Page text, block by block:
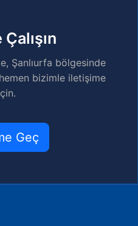
Şanlıurfa bölgesinde
bizimle iletişime
Geç